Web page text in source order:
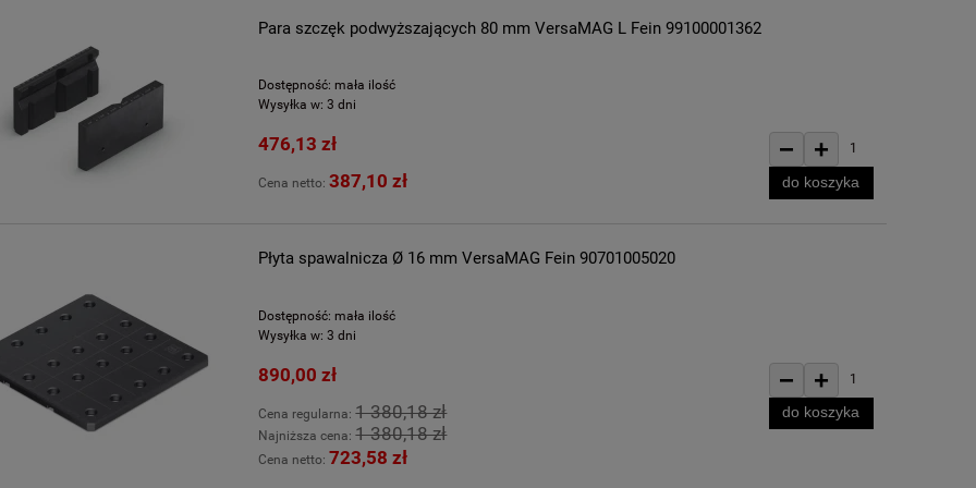
Para szczęk podwyższających 80 mm VersaMAG L Fein 99100001362
Dostępność: mała ilość
Wysyłka w: 3 dni
476,13 zł
Cena netto:387,10 zł
− + 1
do koszyka
Płyta spawalnicza Ø 16 mm VersaMAG Fein 90701005020
Dostępność: mała ilość
Wysyłka w: 3 dni
890,00 zł
Cena regularna:1 380,18 zł
Najniższa cena:1 380,18 zł
Cena netto: 723,58 zł
− + 1
do koszyka